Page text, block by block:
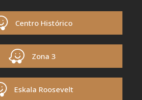
Centro Histórico
Zona 3
Eskala Roosevelt